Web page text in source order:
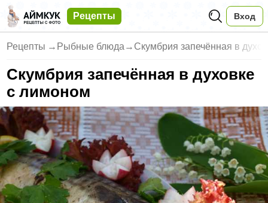
Рецепты Вход
Рецепты → Рыбные блюда → Скумбрия запечённая в
Скумбрия запечённая в духовке
с лимоном